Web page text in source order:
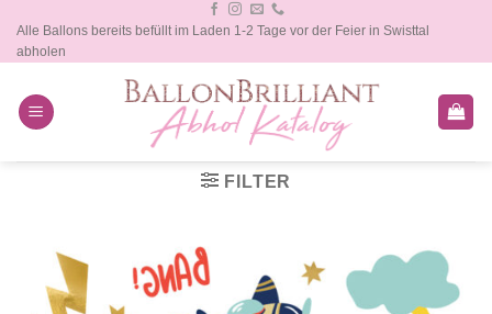
Inhalt
springen
Alle Ballons bereits befüllt im Laden 1-2 Tage vor der Feier in Swisttal
abholen
FILTER